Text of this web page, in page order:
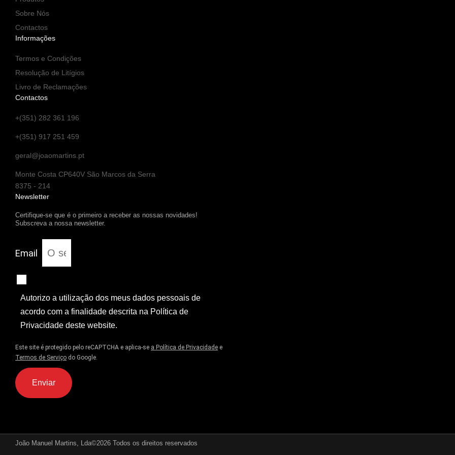
Sobre Nós
Contactos
Informações
Termos e Condições
Resolução de Litígios
Livro de Reclamações
Contactos
+(351) 282 361 196
+(351) 917 251 459
geral@joaomartins.pt
Monte Costa CP640V São Marcos da Serra
8375 - 214
Newsletter
Certifique-se que é o primeiro a receber as nossas novidades!
Subscreva a nossa newsletter.
Email
Autorizo a utilização dos meus dados pessoais de
acordo com a finalidade descrita na Política de
Privacidade deste website.
Este site é protegido pelo reCAPTCHA e aplica-se a Política de Privacidade e
Termos de Serviço do Google.
Enviar
João Manuel Martins, Lda©2026 Todos os direitos reservados